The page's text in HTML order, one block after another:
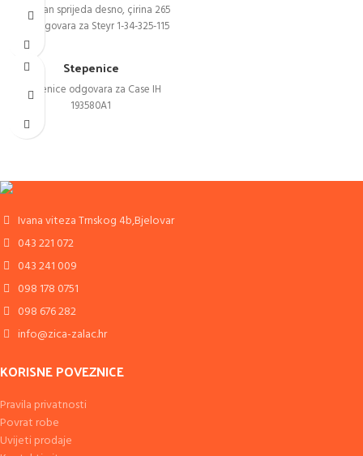
Blatobran sprijeda desno, çirina 265
mm odgovara za Steyr 1-34-325-115
Stepenice
Stepenice odgovara za Case IH
193580A1
Ivana viteza Trnskog 4b,Bjelovar
043 221 072
043 241 009
098 178 0751
098 676 282
info@zica-zalac.hr
KORISNE POVEZNICE
Pravila privatnosti
Povrat robe
Uvijeti prodaje